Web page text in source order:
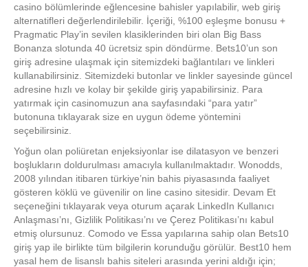
casino bölümlerinde eğlencesine bahisler yapılabilir, web giriş
alternatifleri değerlendirilebilir. İçeriği, %100 eşleşme bonusu +
Pragmatic Play’in sevilen klasiklerinden biri olan Big Bass
Bonanza slotunda 40 ücretsiz spin döndürme. Bets10’un son
giriş adresine ulaşmak için sitemizdeki bağlantıları ve linkleri
kullanabilirsiniz. Sitemizdeki butonlar ve linkler sayesinde güncel
adresine hızlı ve kolay bir şekilde giriş yapabilirsiniz. Para
yatırmak için casinomuzun ana sayfasındaki “para yatır”
butonuna tıklayarak size en uygun ödeme yöntemini
seçebilirsiniz.
Yoğun olan poliüretan enjeksiyonlar ise dilatasyon ve benzeri
boşlukların doldurulması amacıyla kullanılmaktadır. Wonodds,
2008 yılından itibaren türkiye’nin bahis piyasasında faaliyet
gösteren köklü ve güvenilir on line casino sitesidir. Devam Et
seçeneğini tıklayarak veya oturum açarak LinkedIn Kullanıcı
Anlaşması’nı, Gizlilik Politikası’nı ve Çerez Politikası’nı kabul
etmiş olursunuz. Comodo ve Essa yapılarına sahip olan Bets10
giriş yap ile birlikte tüm bilgilerin korunduğu görülür. Best10 hem
yasal hem de lisanslı bahis siteleri arasında yerini aldığı için;